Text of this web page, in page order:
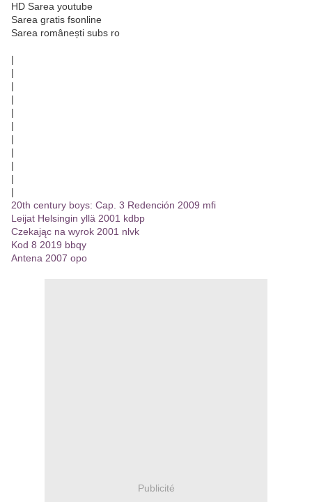
HD Sarea youtube
Sarea gratis fsonline
Sarea românești subs ro
|
|
|
|
|
|
|
|
|
|
|
20th century boys: Cap. 3 Redención 2009 mfi
Leijat Helsingin yllä 2001 kdbp
Czekając na wyrok 2001 nlvk
Kod 8 2019 bbqy
Antena 2007 opo
Publicité